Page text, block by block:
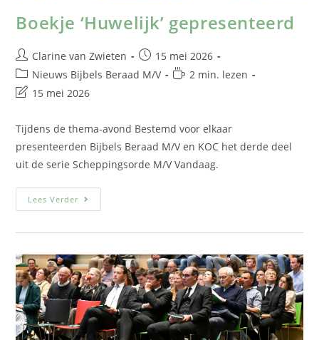
Boekje ‘Huwelijk’ gepresenteerd
Clarine van Zwieten
15 mei 2026
Nieuws Bijbels Beraad M/V
2 min. lezen
15 mei 2026
Tijdens de thema-avond Bestemd voor elkaar
presenteerden Bijbels Beraad M/V en KOC het derde deel
uit de serie Scheppingsorde M/V Vandaag.
Lees Verder